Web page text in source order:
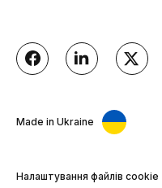
Made in Ukraine
Налаштування файлів cookie